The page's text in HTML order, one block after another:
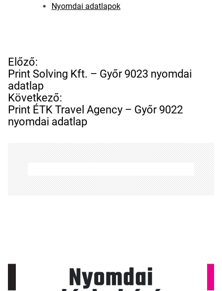
Nyomdai adatlapok
B
e
j
e
g
y
z
é
s
n
a
v
ó
Előző:
Print Solving Kft. – Győr 9023 nyomdai
adatlap
Következő:
Print ÉTK Travel Agency – Győr 9022
nyomdai adatlap